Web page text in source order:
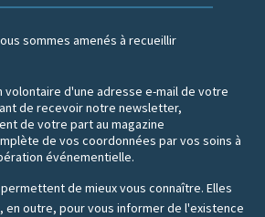
sommes amenés à recueillir
d'une adresse e-mail de votre
de recevoir notre newsletter,
de votre part au magazine
de vos coordonnées par vos soins à
événementielle.
de mieux vous connaître. Elles
outre, pour vous informer de l'existence